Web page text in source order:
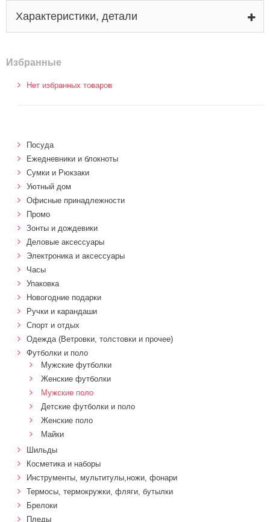
Характеристики, детали
Избранные
Нет избранных товаров
Посуда
Ежедневники и блокноты
Сумки и Рюкзаки
Уютный дом
Офисные принадлежности
Промо
Зонты и дождевики
Деловые аксессуары
Электроника и аксессуары
Часы
Упаковка
Новогодние подарки
Ручки и карандаши
Спорт и отдых
Одежда (Ветровки, толстовки и прочее)
Футболки и поло
Мужские футболки
Женские футболки
Мужские поло
Детские футболки и поло
Женские поло
Майки
Шильды
Косметика и наборы
Инструменты, мультитулы,ножи, фонари
Термосы, термокружки, фляги, бутылки
Брелоки
Пледы